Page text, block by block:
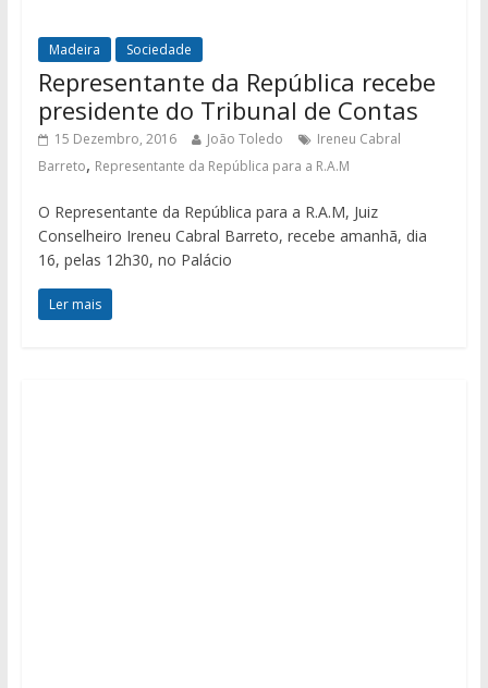
Madeira Sociedade
Representante da República recebe
presidente do Tribunal de Contas
15 Dezembro, 2016 João Toledo
Ireneu Cabral
Barreto, Representante da República para a R.A.M
O Representante da República para a R.A.M, Juiz
Conselheiro Ireneu Cabral Barreto, recebe amanhã, dia
16, pelas 12h30, no Palácio
Ler mais